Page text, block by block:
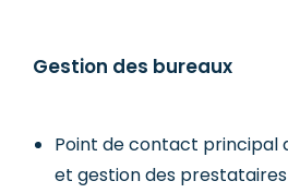
Gestion des bureaux
Point de contact principal
et gestion des